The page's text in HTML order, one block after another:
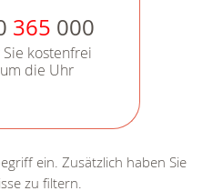
365 000
kostenfrei
die Uhr
ein. Zusätzlich haben Sie
zu filtern.